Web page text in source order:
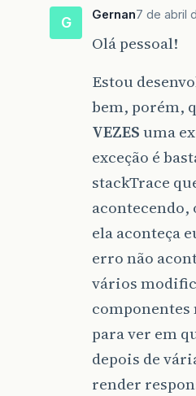
G Gernan7 de abril
Olá pessoal!
Estou
bem, porém,
VEZESuma
exceção é
stackTrace
acontecendo,
ela aconteça
erro não
vários
componentes
para ver em
depois de
render